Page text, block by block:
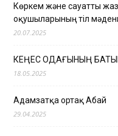
Көркем және сауатты
оқушыларының тіл
20.07.2025
КЕҢЕС ОДАҒЫНЫҢ
18.05.2025
Адамзатқа ортақ Абай
29.04.2025